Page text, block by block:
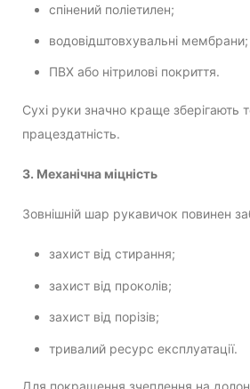
спінений поліетилен;
водовідштовхувальні мембрани;
ПВХ або нітрилові покриття.
Сухі руки значно краще зберігають
працездатність.
3. Механічна міцність
Зовнішній шар рукавичок повинен
захист від стирання;
захист від проколів;
захист від порізів;
тривалий ресурс експлуатації.